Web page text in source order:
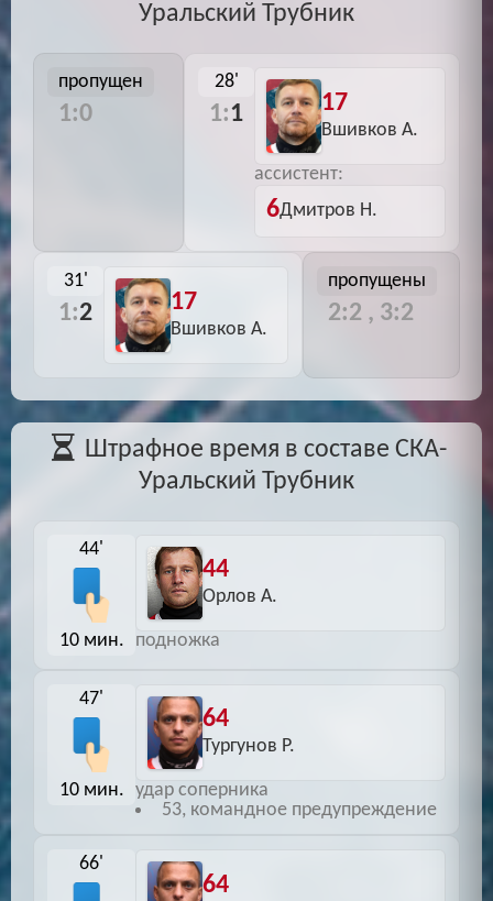
Уральский Трубник
пропущен
1:0
28'
1:1 17
Вшивков А.
ассистент:
6Дмитров Н.
31'
1:2 17
Вшивков А.
пропущены
2:2 , 3:2
Штрафное время в составе СКА-
Уральский Трубник
44'
10 мин.
44
Орлов А.
подножка
47'
10 мин.
64
Тургунов Р.
удар соперника
53, командное предупреждение
66'
64